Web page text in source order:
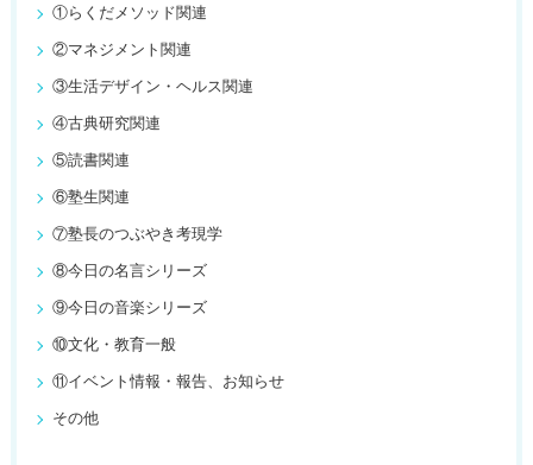
①らくだメソッド関連
②マネジメント関連
③生活デザイン・ヘルス関連
④古典研究関連
⑤読書関連
⑥塾生関連
⑦塾長のつぶやき考現学
⑧今日の名言シリーズ
⑨今日の音楽シリーズ
⑩文化・教育一般
⑪イベント情報・報告、お知らせ
その他